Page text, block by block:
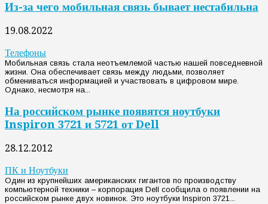
Из-за чего мобильная связь бывает нестабильна
19.08.2022
Телефоны
Мобильная связь стала неотъемлемой частью нашей повседневной
жизни. Она обеспечивает связь между людьми, позволяет
обмениваться информацией и участвовать в цифровом мире.
Однако, несмотря на...
На российском рынке появятся ноутбуки
Inspiron 3721 и 5721 от Dell
28.12.2012
ПК и Ноутбуки
Один из крупнейших американских гигантов по производству
компьютерной техники – корпорация Dell сообщила о появлении на
российском рынке двух новинок. Это ноутбуки Inspiron 3721...